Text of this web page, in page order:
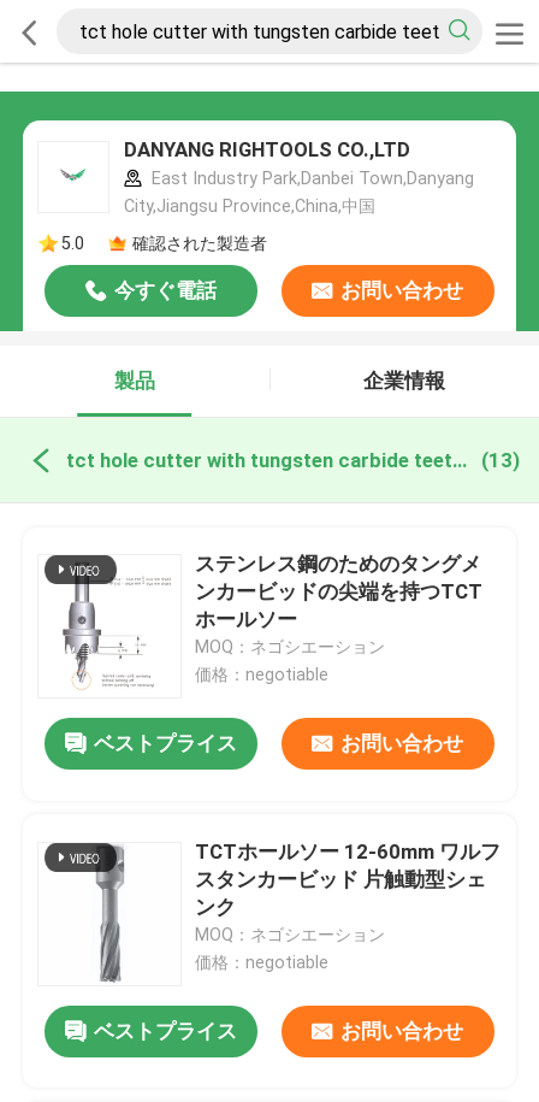
DANYANG RIGHTOOLS CO.,LTD
East Industry Park,Danbei Town,Danyang
City,Jiangsu Province,China,中国
5.0
確認された製造者
今すぐ電話 お問い合わせ
製品 企業情報
tct hole cutter with tungsten carbide teeth オンライン製造 (13)
ステンレス鋼のためのタングメ
ンカービッドの尖端を持つTCT
ホールソー
MOQ：ネゴシエーション
価格：negotiable
ベストプライス お問い合わせ
TCTホールソー 12-60mm ワルフ
スタンカービッド 片触動型シェ
ンク
MOQ：ネゴシエーション
価格：negotiable
ベストプライス お問い合わせ